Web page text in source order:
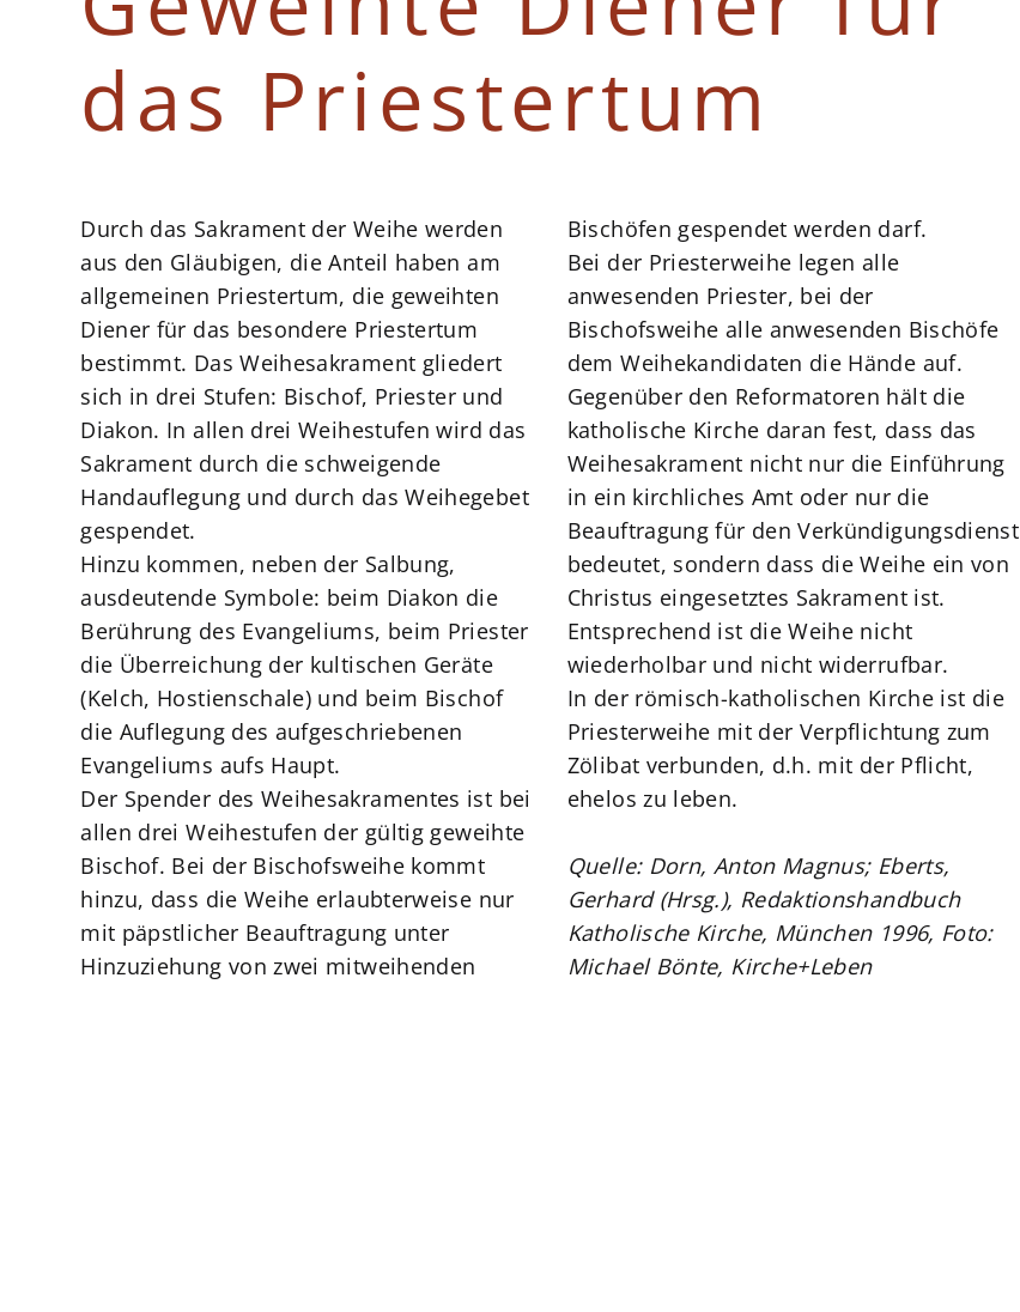
das Priestertum
Durch das Sakrament der Weihe werden
aus den Gläubigen, die Anteil haben am
allgemeinen Priestertum, die geweihten
Diener für das besondere Priestertum
bestimmt. Das Weihesakrament gliedert
sich in drei Stufen: Bischof, Priester und
Diakon. In allen drei Weihestufen wird das
Sakrament durch die schweigende
Handauflegung und durch das Weihegebet
gespendet.
Hinzu kommen, neben der Salbung,
ausdeutende Symbole: beim Diakon die
Berührung des Evangeliums, beim Priester
die Überreichung der kultischen Geräte
(Kelch, Hostienschale) und beim Bischof
die Auflegung des aufgeschriebenen
Evangeliums aufs Haupt.
Der Spender des Weihesakramentes ist bei
allen drei Weihestufen der gültig geweihte
Bischof. Bei der Bischofsweihe kommt
hinzu, dass die Weihe erlaubterweise nur
mit päpstlicher Beauftragung unter
Hinzuziehung von zwei mitweihenden
Bischöfen gespendet werden darf.
Bei der Priesterweihe legen alle
anwesenden Priester, bei der
Bischofsweihe alle anwesenden Bischöfe
dem Weihekandidaten die Hände auf.
Gegenüber den Reformatoren hält die
katholische Kirche daran fest, dass das
Weihesakrament nicht nur die Einführung
in ein kirchliches Amt oder nur die
Beauftragung für den Verkündigungsdienst
bedeutet, sondern dass die Weihe ein von
Christus eingesetztes Sakrament ist.
Entsprechend ist die Weihe nicht
wiederholbar und nicht widerrufbar.
In der römisch-katholischen Kirche ist die
Priesterweihe mit der Verpflichtung zum
Zölibat verbunden, d.h. mit der Pflicht,
ehelos zu leben.
Quelle: Dorn, Anton Magnus; Eberts,
Gerhard (Hrsg.), Redaktionshandbuch
Katholische Kirche, München 1996, Foto:
Michael Bönte, Kirche+Leben